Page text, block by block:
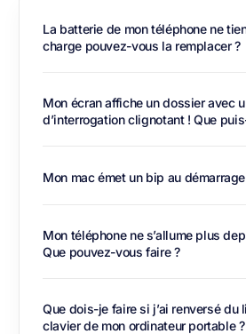
La batterie de mon téléphone ne
charge pouvez-vous la remplacer ?
Mon écran affiche un dossier avec
d’interrogation clignotant ! Que
Mon mac émet un bip au
Mon téléphone ne s’allume plus
Que pouvez-vous faire ?
Que dois-je faire si j’ai renversé du
clavier de mon ordinateur portable ?